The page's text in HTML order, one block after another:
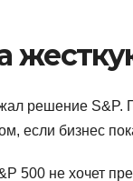
решение S&P.
если бизнес
500 не хочет